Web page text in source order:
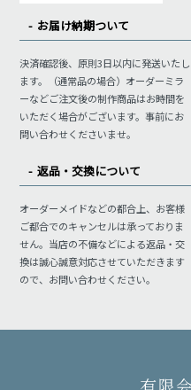
お届け納期ついて
決済確認後、原則3日以内に発送いたし
ます。（通常品の場合）オーダーミラ
ーなどご注文後の制作商品はお時間を
いただく場合がございます。事前にお
問い合わせくださいませ。
返品・交換について
オーダーメイドなどの都合上、お客様
ご都合でのキャンセルは承っておりま
せん。当店の不備などによる返品・交
換は誠心誠意対応させていただきます
ので、お問い合わせください。